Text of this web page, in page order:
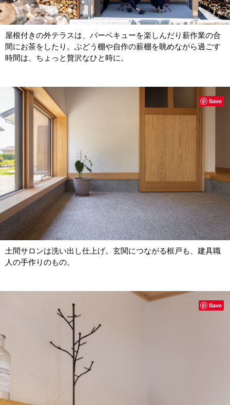
屋根付きの外テラスは、バーベキューを楽しんだり薪作業の合
間にお茶をしたり。ぶどう棚や自作の薪棚を眺めながら過ごす
時間は、ちょっと贅沢なひと時に。
土間サロンは洗い出し仕上げ。玄関につながる框戸も、建具職
人の手作りのもの。
Save
Save